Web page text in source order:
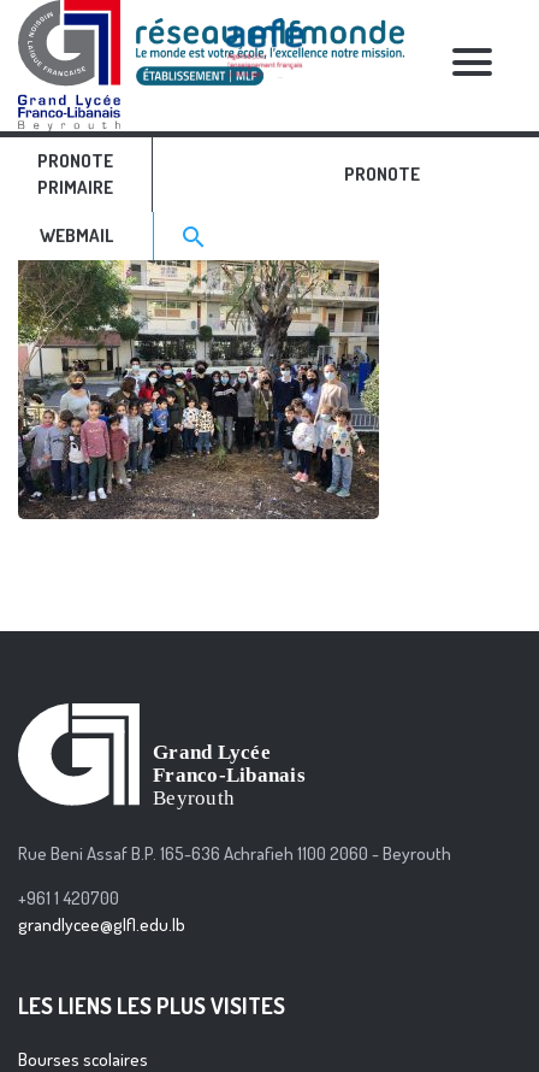
PRONOTE
PRIMAIRE
PRONOTE
WEBMAIL Search for:>
search
RELATIVE POSTS
IMG_4474
Rue Beni Assaf B.P. 165-636 Achrafieh 1100 2060 - Beyrouth
+961 1 420700
grandlycee@glfl.edu.lb
LES LIENS LES PLUS VISITES
Bourses scolaires